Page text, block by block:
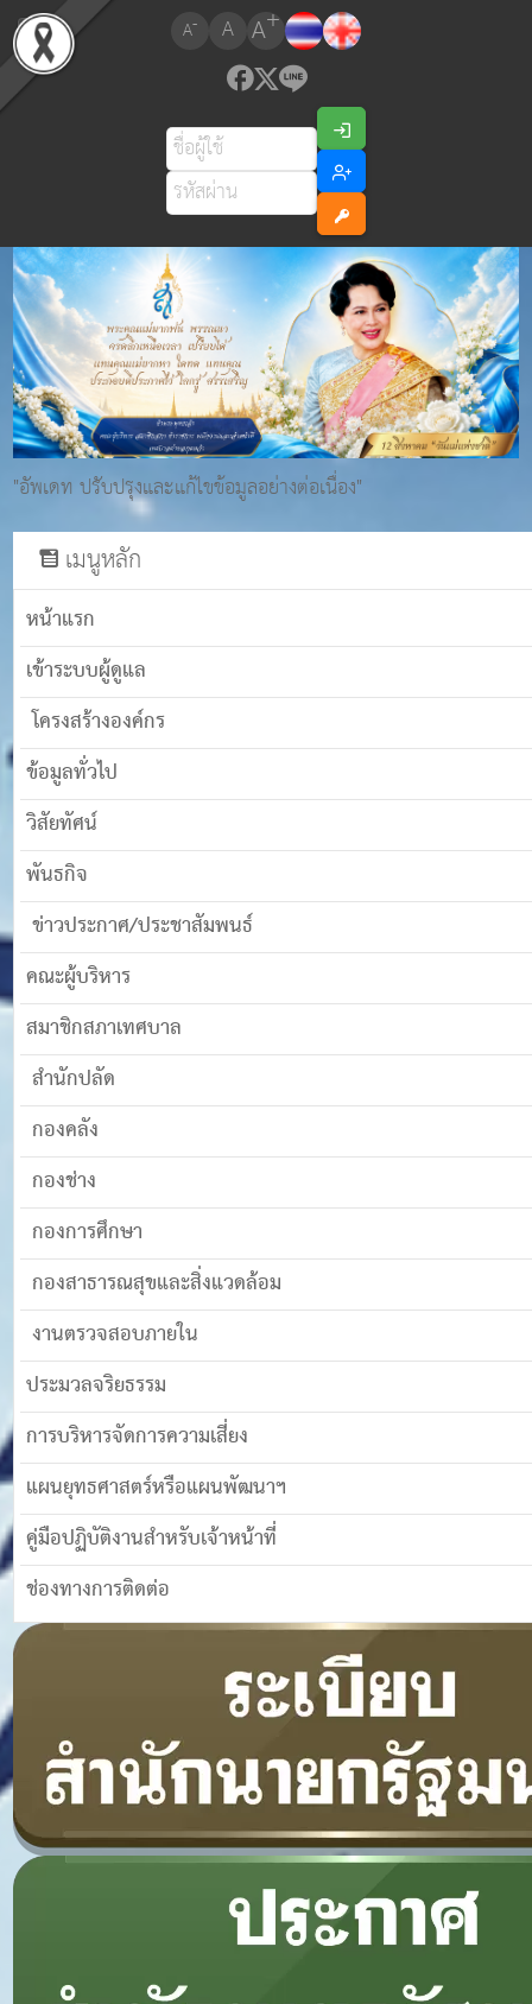
A- A A+
"อัพเดท ปรับปรุงและแก้ไขข้อมูลอย่างต่อเนื่อง"
เมนูหลัก
หน้าแรก
เข้าระบบผู้ดูแล
โครงสร้างองค์กร
ข้อมูลทั่วไป
วิสัยทัศน์
พันธกิจ
ข่าวประกาศ/ประชาสัมพนธ์
คณะผู้บริหาร
สมาชิกสภาเทศบาล
สำนักปลัด
กองคลัง
กองช่าง
กองการศึกษา
กองสาธารณสุขและสิ่งแวดล้อม
งานตรวจสอบภายใน
ประมวลจริยธรรม
การบริหารจัดการความเสี่ยง
แผนยุทธศาสตร์หรือแผนพัฒนาฯ
คู่มือปฏิบัติงานสำหรับเจ้าหน้าที่
ช่องทางการติดต่อ